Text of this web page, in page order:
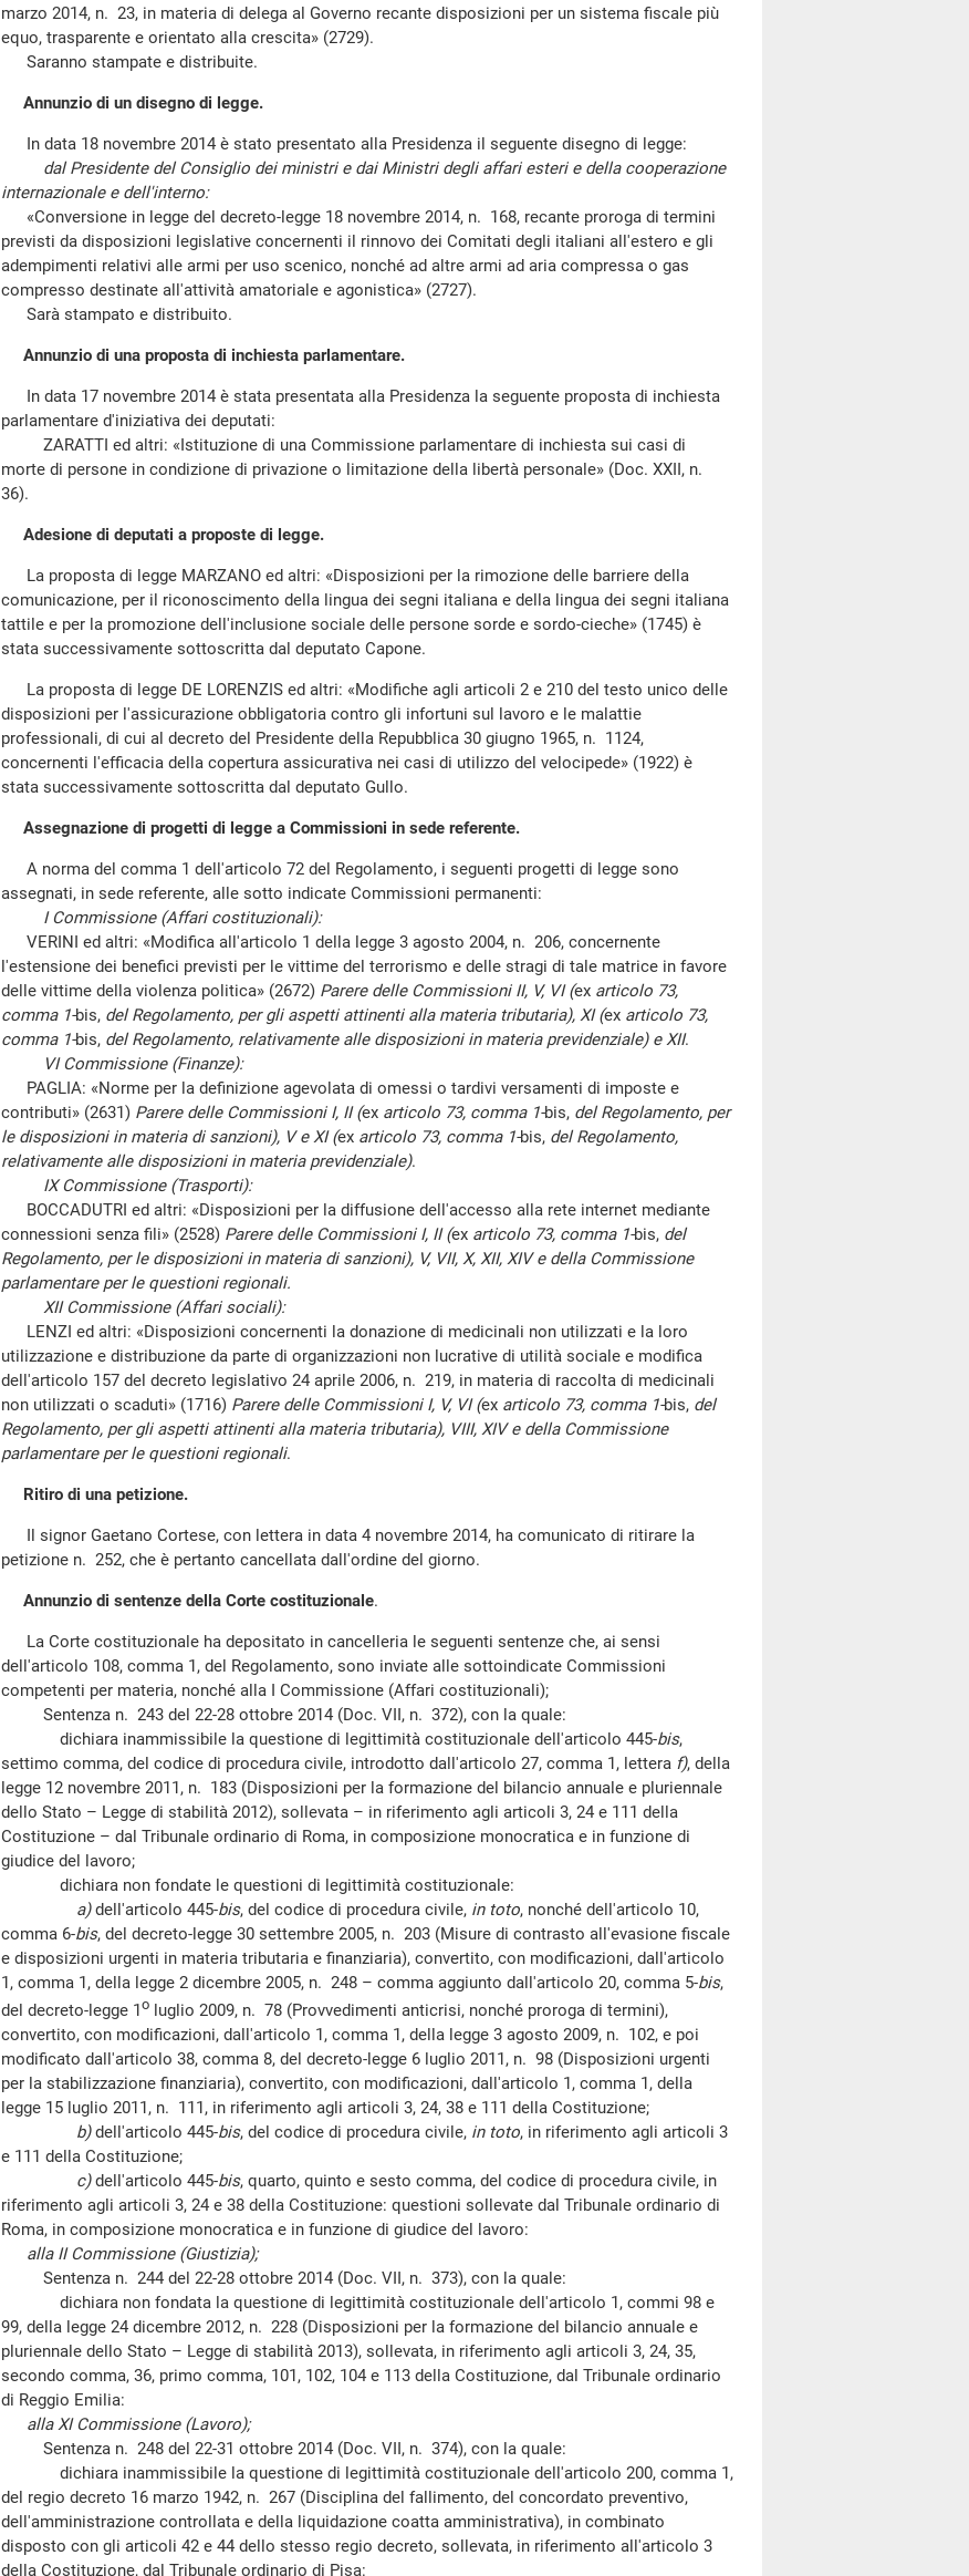
marzo 2014, n. 23, in materia di delega al Governo recante disposizioni per un sistema fiscale più
equo, trasparente e orientato alla crescita» (2729).
Saranno stampate e distribuite.
Annunzio di un disegno di legge.
In data 18 novembre 2014 è stato presentato alla Presidenza il seguente disegno di legge:
dal Presidente del Consiglio dei ministri e dai Ministri degli affari esteri e della cooperazione
internazionale e dell'interno:
«Conversione in legge del decreto-legge 18 novembre 2014, n. 168, recante proroga di termini
previsti da disposizioni legislative concernenti il rinnovo dei Comitati degli italiani all'estero e gli
adempimenti relativi alle armi per uso scenico, nonché ad altre armi ad aria compressa o gas
compresso destinate all'attività amatoriale e agonistica» (2727).
Sarà stampato e distribuito.
Annunzio di una proposta di inchiesta parlamentare.
In data 17 novembre 2014 è stata presentata alla Presidenza la seguente proposta di inchiesta
parlamentare d'iniziativa dei deputati:
ZARATTI ed altri: «Istituzione di una Commissione parlamentare di inchiesta sui casi di
morte di persone in condizione di privazione o limitazione della libertà personale» (Doc. XXII, n.
36).
Adesione di deputati a proposte di legge.
La proposta di legge MARZANO ed altri: «Disposizioni per la rimozione delle barriere della
comunicazione, per il riconoscimento della lingua dei segni italiana e della lingua dei segni italiana
tattile e per la promozione dell'inclusione sociale delle persone sorde e sordo-cieche» (1745) è
stata successivamente sottoscritta dal deputato Capone.
La proposta di legge DE LORENZIS ed altri: «Modifiche agli articoli 2 e 210 del testo unico delle
disposizioni per l'assicurazione obbligatoria contro gli infortuni sul lavoro e le malattie
professionali, di cui al decreto del Presidente della Repubblica 30 giugno 1965, n. 1124,
concernenti l'efficacia della copertura assicurativa nei casi di utilizzo del velocipede» (1922) è
stata successivamente sottoscritta dal deputato Gullo.
Assegnazione di progetti di legge a Commissioni in sede referente.
A norma del comma 1 dell'articolo 72 del Regolamento, i seguenti progetti di legge sono
assegnati, in sede referente, alle sotto indicate Commissioni permanenti:
I Commissione (Affari costituzionali):
VERINI ed altri: «Modifica all'articolo 1 della legge 3 agosto 2004, n. 206, concernente
l'estensione dei benefici previsti per le vittime del terrorismo e delle stragi di tale matrice in favore
delle vittime della violenza politica» (2672) Parere delle Commissioni II, V, VI (ex articolo 73,
comma 1-bis, del Regolamento, per gli aspetti attinenti alla materia tributaria), XI (ex articolo 73,
comma 1-bis, del Regolamento, relativamente alle disposizioni in materia previdenziale) e XII.
VI Commissione (Finanze):
PAGLIA: «Norme per la definizione agevolata di omessi o tardivi versamenti di imposte e
contributi» (2631) Parere delle Commissioni I, II (ex articolo 73, comma 1-bis, del Regolamento, per
le disposizioni in materia di sanzioni), V e XI (ex articolo 73, comma 1-bis, del Regolamento,
relativamente alle disposizioni in materia previdenziale).
IX Commissione (Trasporti):
BOCCADUTRI ed altri: «Disposizioni per la diffusione dell'accesso alla rete internet mediante
connessioni senza fili» (2528) Parere delle Commissioni I, II (ex articolo 73, comma 1-bis, del
Regolamento, per le disposizioni in materia di sanzioni), V, VII, X, XII, XIV e della Commissione
parlamentare per le questioni regionali.
XII Commissione (Affari sociali):
LENZI ed altri: «Disposizioni concernenti la donazione di medicinali non utilizzati e la loro
utilizzazione e distribuzione da parte di organizzazioni non lucrative di utilità sociale e modifica
dell'articolo 157 del decreto legislativo 24 aprile 2006, n. 219, in materia di raccolta di medicinali
non utilizzati o scaduti» (1716) Parere delle Commissioni I, V, VI (ex articolo 73, comma 1-bis, del
Regolamento, per gli aspetti attinenti alla materia tributaria), VIII, XIV e della Commissione
parlamentare per le questioni regionali.
Ritiro di una petizione.
Il signor Gaetano Cortese, con lettera in data 4 novembre 2014, ha comunicato di ritirare la
petizione n. 252, che è pertanto cancellata dall'ordine del giorno.
Annunzio di sentenze della Corte costituzionale.
La Corte costituzionale ha depositato in cancelleria le seguenti sentenze che, ai sensi
dell'articolo 108, comma 1, del Regolamento, sono inviate alle sottoindicate Commissioni
competenti per materia, nonché alla I Commissione (Affari costituzionali);
Sentenza n. 243 del 22-28 ottobre 2014 (Doc. VII, n. 372), con la quale:
dichiara inammissibile la questione di legittimità costituzionale dell'articolo 445-bis,
settimo comma, del codice di procedura civile, introdotto dall'articolo 27, comma 1, lettera f), della
legge 12 novembre 2011, n. 183 (Disposizioni per la formazione del bilancio annuale e pluriennale
dello Stato – Legge di stabilità 2012), sollevata – in riferimento agli articoli 3, 24 e 111 della
Costituzione – dal Tribunale ordinario di Roma, in composizione monocratica e in funzione di
giudice del lavoro;
dichiara non fondate le questioni di legittimità costituzionale:
a)dell'articolo 445-bis, del codice di procedura civile, in toto, nonché dell'articolo 10,
comma 6-bis, del decreto-legge 30 settembre 2005, n. 203 (Misure di contrasto all'evasione fiscale
e disposizioni urgenti in materia tributaria e finanziaria), convertito, con modificazioni, dall'articolo
1, comma 1, della legge 2 dicembre 2005, n. 248 – comma aggiunto dall'articolo 20, comma 5-bis,
del decreto-legge 1o luglio 2009, n. 78 (Provvedimenti anticrisi, nonché proroga di termini),
convertito, con modificazioni, dall'articolo 1, comma 1, della legge 3 agosto 2009, n. 102, e poi
modificato dall'articolo 38, comma 8, del decreto-legge 6 luglio 2011, n. 98 (Disposizioni urgenti
per la stabilizzazione finanziaria), convertito, con modificazioni, dall'articolo 1, comma 1, della
legge 15 luglio 2011, n. 111, in riferimento agli articoli 3, 24, 38 e 111 della Costituzione;
b)dell'articolo 445-bis, del codice di procedura civile, in toto, in riferimento agli articoli 3
e 111 della Costituzione;
c)dell'articolo 445-bis, quarto, quinto e sesto comma, del codice di procedura civile, in
riferimento agli articoli 3, 24 e 38 della Costituzione: questioni sollevate dal Tribunale ordinario di
Roma, in composizione monocratica e in funzione di giudice del lavoro:
alla II Commissione (Giustizia);
Sentenza n. 244 del 22-28 ottobre 2014 (Doc. VII, n. 373), con la quale:
dichiara non fondata la questione di legittimità costituzionale dell'articolo 1, commi 98 e
99, della legge 24 dicembre 2012, n. 228 (Disposizioni per la formazione del bilancio annuale e
pluriennale dello Stato – Legge di stabilità 2013), sollevata, in riferimento agli articoli 3, 24, 35,
secondo comma, 36, primo comma, 101, 102, 104 e 113 della Costituzione, dal Tribunale ordinario
di Reggio Emilia:
alla XI Commissione (Lavoro);
Sentenza n. 248 del 22-31 ottobre 2014 (Doc. VII, n. 374), con la quale:
dichiara inammissibile la questione di legittimità costituzionale dell'articolo 200, comma 1,
del regio decreto 16 marzo 1942, n. 267 (Disciplina del fallimento, del concordato preventivo,
dell'amministrazione controllata e della liquidazione coatta amministrativa), in combinato
disposto con gli articoli 42 e 44 dello stesso regio decreto, sollevata, in riferimento all'articolo 3
della Costituzione, dal Tribunale ordinario di Pisa: